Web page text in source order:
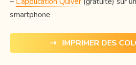
smartphone
⇢ IMPRIMER DES